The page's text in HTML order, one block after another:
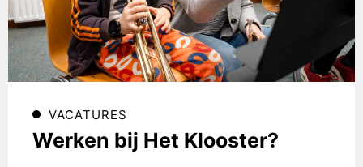
VACATURES
Werken bij Het Klooster?